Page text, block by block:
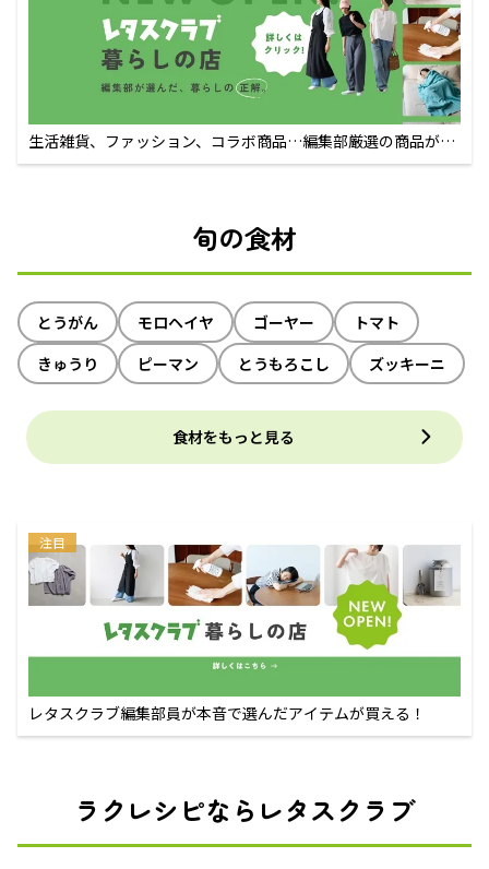
生活雑貨、ファッション、コラボ商品…編集部厳選の商品が買
えるECサイト
旬の食材
とうがん モロヘイヤ ゴーヤー
トマト
きゅうり
ピーマン とうもろこし ズッキーニ
食材をもっと見る
注目
レタスクラブ編集部員が本音で選んだアイテムが買える！
ラクレシピならレタスクラブ